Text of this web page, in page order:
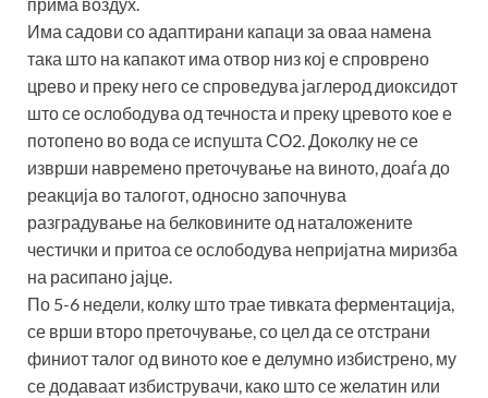
Има садови со адаптирани капаци за оваа намена
така што на капакот има отвор низ кој е спроврено
црево и преку него се спроведува јаглерод диоксидот
што се ослободува од течноста и преку цревото кое е
потопено во вода се испушта СО2. Доколку не се
изврши навремено преточување на виното, доаѓа до
реакција во талогот, односно започнува
разградување на белковините од наталожените
честички и притоа се ослободува непријатна миризба
на расипано јајце.
По 5-6 недели, колку што трае тивката ферментација,
се врши второ преточување, со цел да се отстрани
финиот талог од виното кое е делумно избистрено, му
се додаваат избиструвачи, како што се желатин или